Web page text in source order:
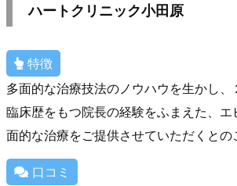
ハートクリニック小田原
特徴
多面的な治療技法のノウハウを生かし
臨床歴をもつ院長の経験をふまえた、エ
面的な治療をご提供させていただくとの
口コミ